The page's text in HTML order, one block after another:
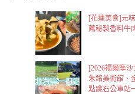
[花蓮美食]元
薦秘製香料牛
[2026福爾摩
朱銘美術館、
點跳石公車站